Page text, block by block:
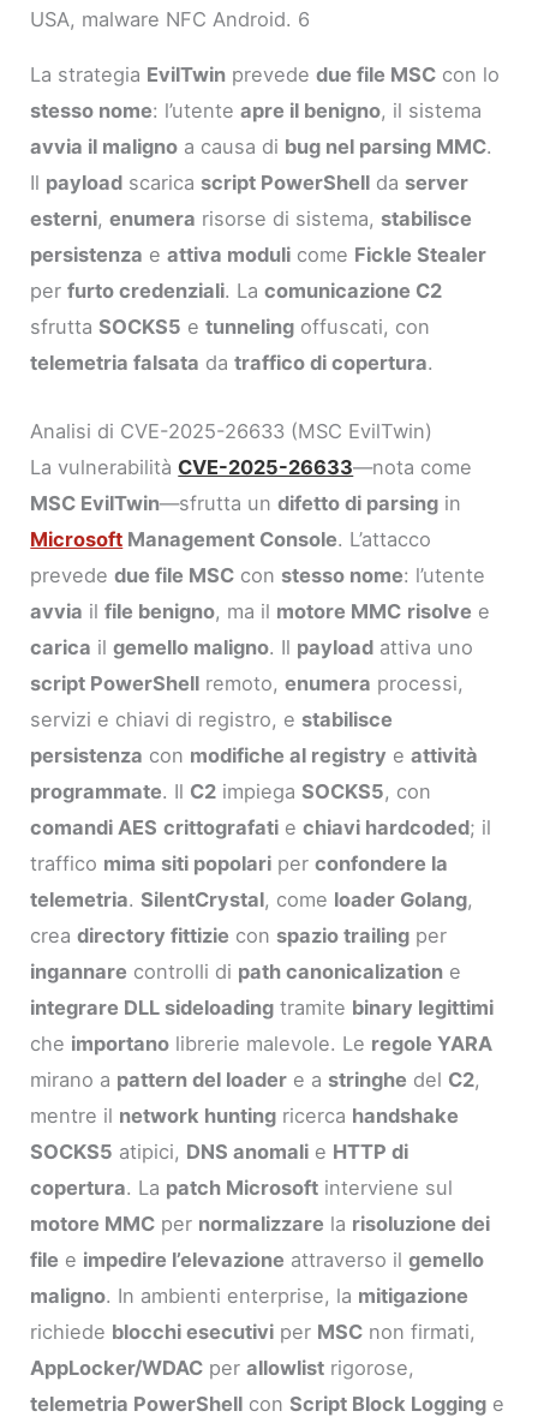
USA, malware NFC Android. 6
La strategia EvilTwin prevededue file MSC con lo
stesso nome: l’utenteapre il benigno, il sistema
avvia il maligno a causa di bug nel parsing MMC.
Il payload scarica script PowerShell da server
esterni,enumera risorse di sistema, stabilisce
persistenza eattiva moduli come Fickle Stealer
perfurto credenziali. Lacomunicazione C2
sfruttaSOCKS5 etunneling offuscati, con
telemetria falsata datraffico di copertura.
Analisi di CVE-2025-26633 (MSC EvilTwin)
La vulnerabilitàCVE-2025-26633—nota come
MSC EvilTwin—sfrutta undifetto di parsing in
Microsoft Management Console. L’attacco
prevededue file MSC con stesso nome: l’utente
avvia ilfile benigno, ma il motore MMC risolve e
carica ilgemello maligno. Il payload attiva uno
script PowerShell remoto,enumera processi,
servizi e chiavi di registro, e stabilisce
persistenza con modifiche al registry eattività
programmate. Il C2 impiegaSOCKS5, con
comandi AES crittografati echiavi hardcoded; il
traffico mima siti popolari perconfondere la
telemetria.SilentCrystal, come loader Golang,
creadirectory fittizie con spazio trailing per
ingannare controlli di path canonicalization e
integrare DLL sideloading tramite binary legittimi
che importano librerie malevole. Le regole YARA
mirano a pattern del loader e a stringhe del C2,
mentre il network hunting ricerca handshake
SOCKS5 atipici, DNS anomali e HTTP di
copertura. La patch Microsoft interviene sul
motore MMC per normalizzare la risoluzione dei
file e impedire l’elevazione attraverso ilgemello
maligno. In ambienti enterprise, la mitigazione
richiede blocchi esecutivi per MSC non firmati,
AppLocker/WDAC perallowlist rigorose,
telemetria PowerShell conScript Block Logging e